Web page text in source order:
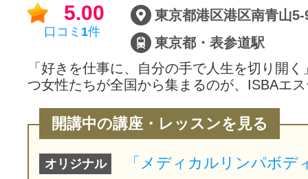
5.00
口コミ 1件
東京都港区港区南青山5-
東京都・表参道駅
「好きを仕事に、自分の手で人生を切り開
つ女性たちが全国から集まるのが、ISBAエ
開講中の講座・レッスンを見る
オリジナル